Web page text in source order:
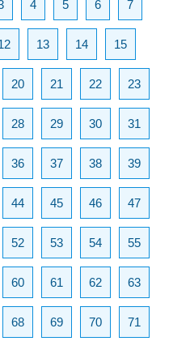
4 5 6 7
13 14 15
20 21 22 23
28 29 30 31
36 37 38 39
44 45 46 47
52 53 54 55
60 61 62 63
68 69 70 71